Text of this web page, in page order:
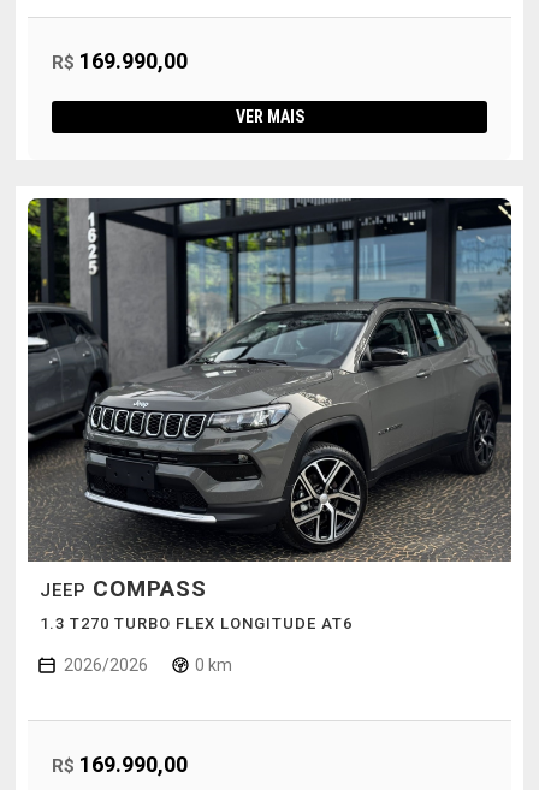
R$ 169.990,00
VER MAIS
JEEP COMPASS
1.3 T270 TURBO FLEX LONGITUDE AT6
2026/2026 0 km
R$ 169.990,00